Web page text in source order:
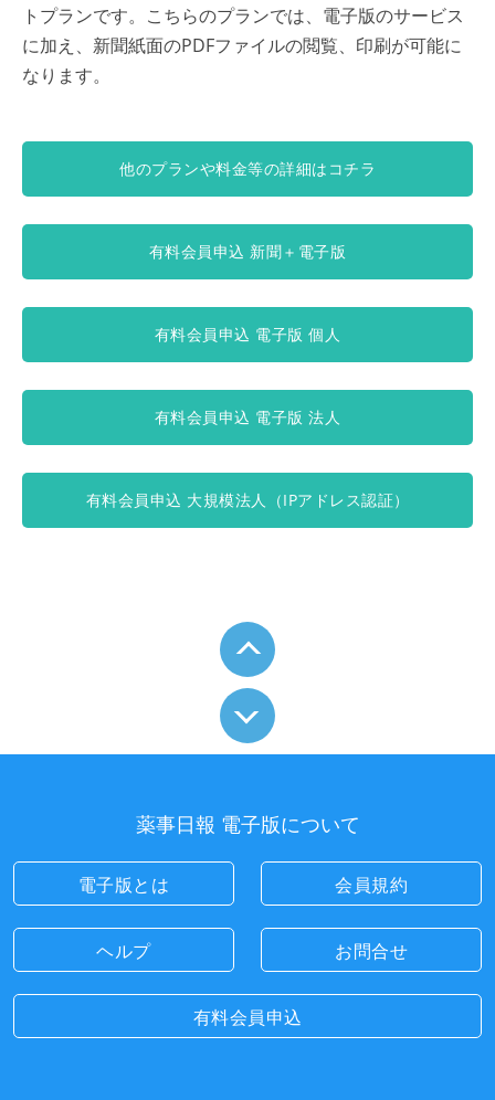
トプランです。こちらのプランでは、電子版のサービス
に加え、新聞紙面のPDFファイルの閲覧、印刷が可能に
なります。
他のプランや料金等の詳細はコチラ
有料会員申込 新聞＋電子版
有料会員申込 電子版 個人
有料会員申込 電子版 法人
有料会員申込 大規模法人（IPアドレス認証）
薬事日報 電子版について
電子版とは 会員規約
ヘルプ お問合せ
有料会員申込